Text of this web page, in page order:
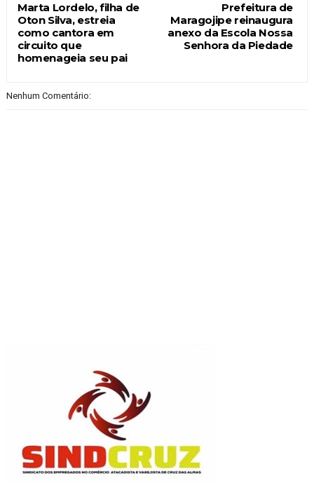
Prefeitura de
Maragojipe reinaugura
anexo da Escola Nossa
Senhora da Piedade
Marta Lordelo, filha de
Oton Silva, estreia
como cantora em
circuito que
homenageia seu pai
Nenhum Comentário: